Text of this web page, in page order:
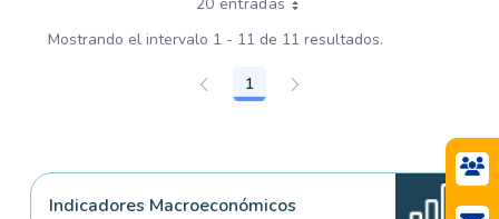
Mostrando el intervalo 1 - 11 de 11 resultados.
Página
1
Indicadores Macroeconómicos